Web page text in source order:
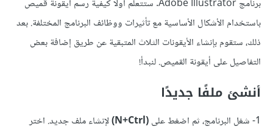
برنامج Adobe Illustrator. ستتعلم أولًا كيفية رسم أيقونة قميص
باستخدام الأشكال الأساسية مع تأثيرات ووظائف البرنامج المختلفة. بعد
ذلك، ستقوم بإنشاء الأيقونات الثلاث المتبقية عن طريق إضافة بعض
التفاصيل على أيقونة القميص. لنبدأ!
أنشئ ملفًا جديدًا
1- شغل البرنامج، ثم اضغط على (N+Ctrl)
لإنشاء ملف جديد. اختر